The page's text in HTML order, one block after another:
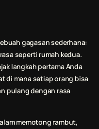
gagasan sederhana:
seperti rumah kedua.
langkah pertama Anda
di mana setiap orang bisa
pulang dengan rasa
memotong rambut,